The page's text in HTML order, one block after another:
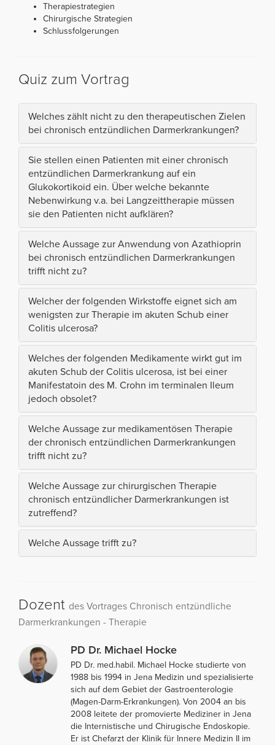
Therapiestrategien
Chirurgische Strategien
Schlussfolgerungen
Quiz zum Vortrag
Welches zählt nicht zu den therapeutischen Zielen
bei chronisch entzündlichen Darmerkrankungen?
Sie stellen einen Patienten mit einer chronisch
entzündlichen Darmerkrankung auf ein
Glukokortikoid ein. Über welche bekannte
Nebenwirkung v.a. bei Langzeittherapie müssen
sie den Patienten nicht aufklären?
Welche Aussage zur Anwendung von Azathioprin
bei chronisch entzündlichen Darmerkrankungen
trifft nicht zu?
Welcher der folgenden Wirkstoffe eignet sich am
wenigsten zur Therapie im akuten Schub einer
Colitis ulcerosa?
Welches der folgenden Medikamente wirkt gut im
akuten Schub der Colitis ulcerosa, ist bei einer
Manifestatoin des M. Crohn im terminalen Ileum
jedoch obsolet?
Welche Aussage zur medikamentösen Therapie
der chronisch entzündlichen Darmerkrankungen
trifft nicht zu?
Welche Aussage zur chirurgischen Therapie
chronisch entzündlicher Darmerkrankungen ist
zutreffend?
Welche Aussage trifft zu?
Dozent des Vortrages Chronisch entzündliche
Darmerkrankungen - Therapie
PD Dr. Michael Hocke
PD Dr. med.habil. Michael Hocke studierte von
1988 bis 1994 in Jena Medizin und spezialisierte
sich auf dem Gebiet der Gastroenterologie
(Magen-Darm-Erkrankungen). Von 2004 an bis
2008 leitete der promovierte Mediziner in Jena
die Internistische und Chirugische Endoskopie.
Er ist Chefarzt der Klinik für Innere Medizin II im